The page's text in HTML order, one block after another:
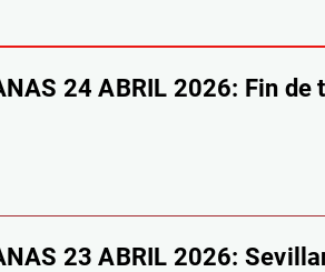
24 ABRIL 2026: Fin
23 ABRIL 2026: